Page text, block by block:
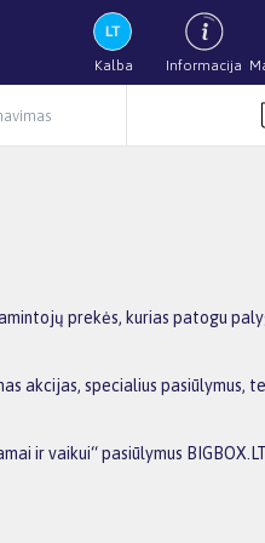
Kalba Informacija
prekės, kurias patogu
akcijas, specialius pasiūlymus,
ir vaikui“ pasiūlymus